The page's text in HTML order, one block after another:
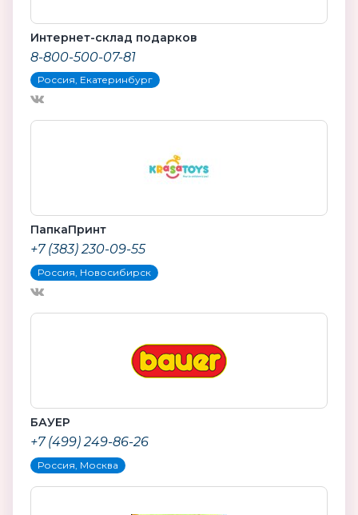
Интернет-склад подарков
8-800-500-07-81
Россия, Екатеринбург
ПапкаПринт
+7 (383) 230-09-55
Россия, Новосибирск
БАУЕР
+7 (499) 249-86-26
Россия, Москва